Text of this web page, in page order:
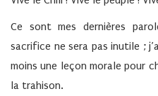
Ce sont mes dernières
sacrifice ne sera pas inutile ;
moins une leçon morale pour
la trahison.